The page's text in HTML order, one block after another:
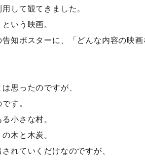
して観てきました。
いう映画。
知ポスターに、「どんな内容の映
思ったのですが、
す。
小さな村。
木と木炭。
れていくだけなのですが、
見ながらご紹介